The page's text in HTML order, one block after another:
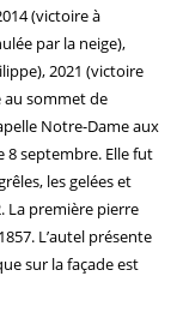
(victoire à
par la neige),
2021 (victoire
au sommet de
Notre-Dame aux
8 septembre. Elle fut
les gelées et
La première pierre
L’autel présente
sur la façade est